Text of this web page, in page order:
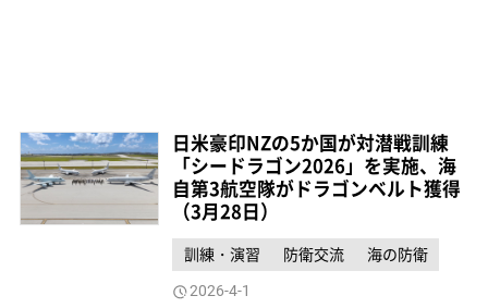
日米豪印NZの5か国が対潜戦訓練
「シードラゴン2026」を実施、海
自第3航空隊がドラゴンベルト獲得
（3月28日）
訓練・演習 防衛交流 海の防衛
2026-4-1